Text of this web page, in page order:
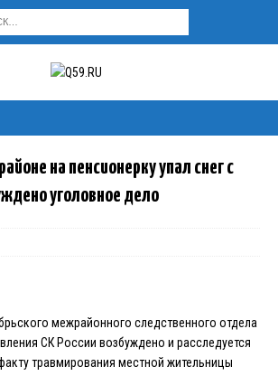
на пенсионерку упал снег с
уголовное дело
межрайонного следственного отдела
СК России возбуждено и расследуется
травмирования местной жительницы